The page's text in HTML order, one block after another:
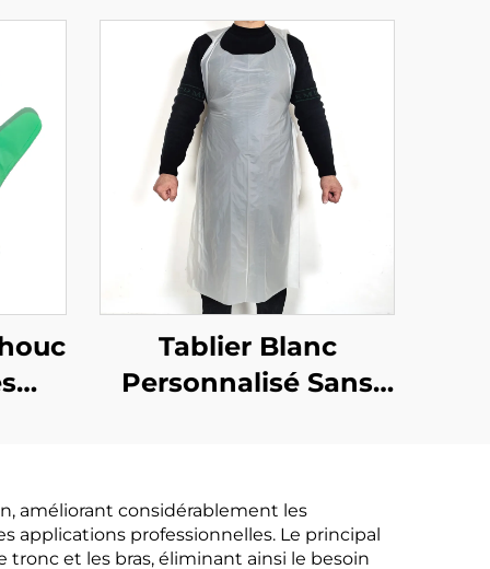
Tablier Blanc
Personnalisé Sans
améliorant considérablement les
applications professionnelles. Le principal
et les bras, éliminant ainsi le besoin